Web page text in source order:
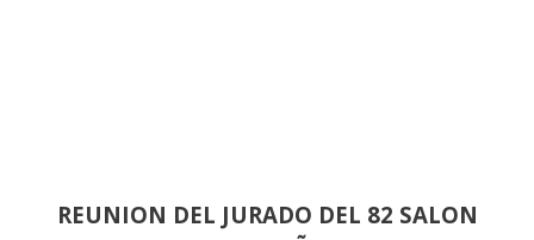
REUNION DEL JURADO DEL 82 SALON